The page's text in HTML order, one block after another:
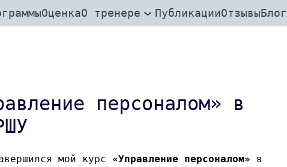
ОценкаО тренере ПубликацииОтзывыБлог
персоналом» в
мой курс «Управление персоналом» в